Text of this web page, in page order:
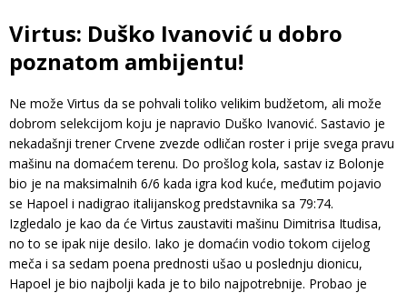
Virtus: Duško Ivanović u dobro
poznatom ambijentu!
Ne može Virtus da se pohvali toliko velikim budžetom, ali može
dobrom selekcijom koju je napravio Duško Ivanović. Sastavio je
nekadašnji trener Crvene zvezde odličan roster i prije svega pravu
mašinu na domaćem terenu. Do prošlog kola, sastav iz Bolonje
bio je na maksimalnih 6/6 kada igra kod kuće, međutim pojavio
se Hapoel i nadigrao italijanskog predstavnika sa 79:74.
Izgledalo je kao da će Virtus zaustaviti mašinu Dimitrisa Itudisa,
no to se ipak nije desilo. Iako je domaćin vodio tokom cijelog
meča i sa sedam poena prednosti ušao u poslednju dionicu,
Hapoel je bio najbolji kada je to bilo najpotrebnije. Probao je